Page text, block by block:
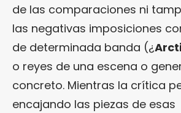
de las comparaciones ni
las negativas imposiciones
de determinada banda (¿
o reyes de una escena o
concreto. Mientras la crítica
encajando las piezas de esas